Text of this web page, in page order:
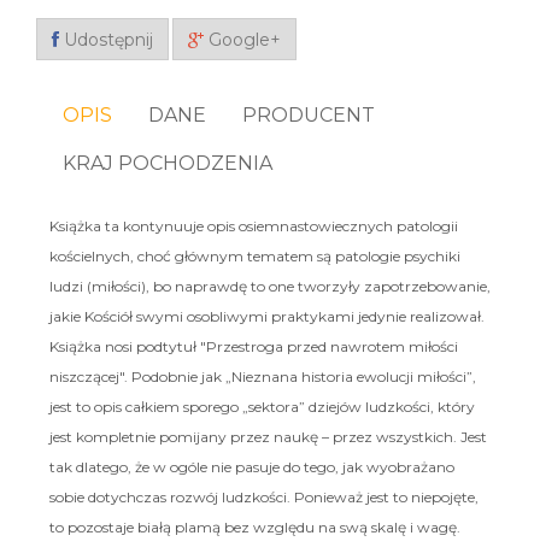
Udostępnij Google+
OPIS DANE PRODUCENT
KRAJ POCHODZENIA
Książka ta kontynuuje opis osiemnastowiecznych patologii
kościelnych, choć głównym tematem są patologie psychiki
ludzi (miłości), bo naprawdę to one tworzyły zapotrzebowanie,
jakie Kościół swymi osobliwymi praktykami jedynie realizował.
Książka nosi podtytuł "Przestroga przed nawrotem miłości
niszczącej". Podobnie jak „Nieznana historia ewolucji miłości”,
jest to opis całkiem sporego „sektora” dziejów ludzkości, który
jest kompletnie pomijany przez naukę – przez wszystkich. Jest
tak dlatego, że w ogóle nie pasuje do tego, jak wyobrażano
sobie dotychczas rozwój ludzkości. Ponieważ jest to niepojęte,
to pozostaje białą plamą bez względu na swą skalę i wagę.